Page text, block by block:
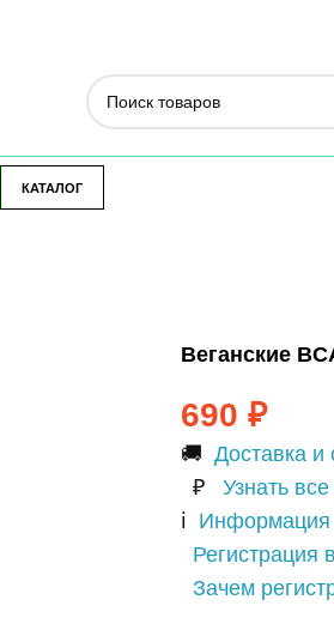
КАТАЛОГ
Веганские
690 ₽
🚚 Доставка и
₽ Узнать
ℹ️ Информация
Регистрация
Зачем